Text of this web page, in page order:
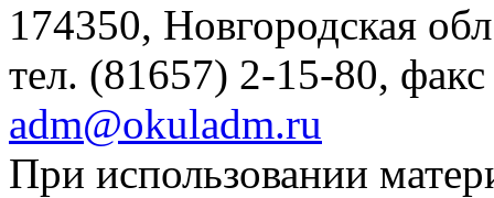
174350, Новгородская
тел. (81657) 2-15-80,
adm@okuladm.ru
При использовании